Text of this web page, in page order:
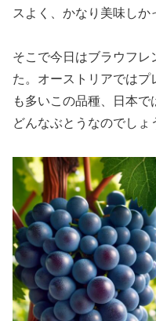
スよく、かなり美味しか
そこで今日はブラウフレ
た。オーストリアではプ
も多いこの品種、日本で
どんなぶとうなのでしょ